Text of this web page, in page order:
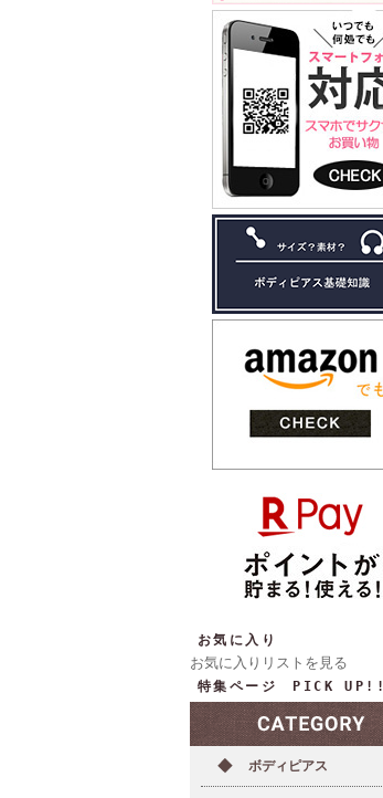
お気に入り
お気に入りリストを見る
特集ページ PICK UP!!
ボディピアス